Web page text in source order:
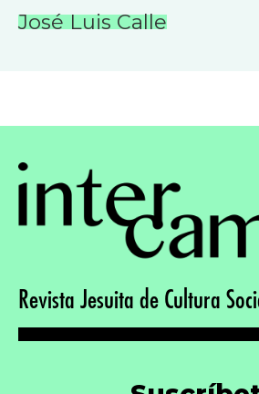
José Luis Calle
Revista Jesuita de Cultura